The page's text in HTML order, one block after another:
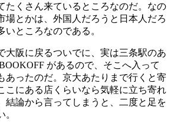
たくさん来ているところなのだ。なの
場とかは、外国人だろうと日本人だろ
いところなのである。
大阪に戻るついでに、実は三条駅のあ
があるので、そこへ入って
あったのだ。京大あたりまで行くと寄
こにある店くらいなら気軽に立ち寄れ
結論から言ってしまうと、二度と足を